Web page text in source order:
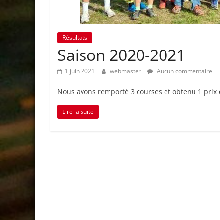
Résultats
Saison 2020-2021
1 juin 2021 webmaster Aucun commentaire
Nous avons remporté 3 courses et obtenu 1 prix
Lire la suite